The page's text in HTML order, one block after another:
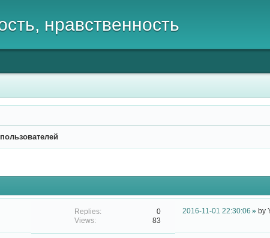
нравственность
0
83
2016-11-01 22:30:06 by